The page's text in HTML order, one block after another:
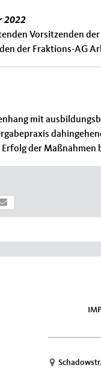
2022
Vorsitzenden
der Fraktions-AG
mit
der Maßnahmen